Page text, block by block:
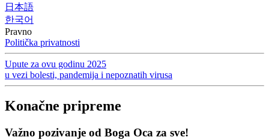
日本語
한국어
Pravno
Politička privatnosti
Upute za ovu godinu 2025
u vezi bolesti, pandemija i nepoznatih virusa
Konačne pripreme
Važno pozivanje od Boga Oca za sve!